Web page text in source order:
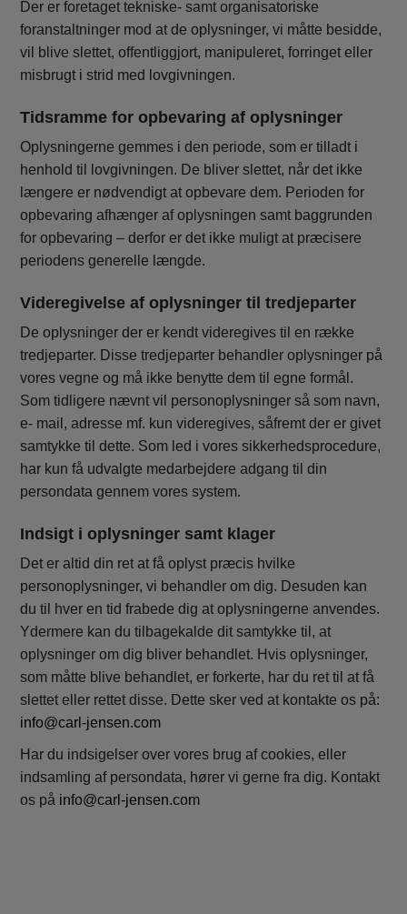
Der er foretaget tekniske- samt organisatoriske
foranstaltninger mod at de oplysninger, vi måtte besidde,
vil blive slettet, offentliggjort, manipuleret, forringet eller
misbrugt i strid med lovgivningen.
Tidsramme for opbevaring af oplysninger
Oplysningerne gemmes i den periode, som er tilladt i
henhold til lovgivningen. De bliver slettet, når det ikke
længere er nødvendigt at opbevare dem. Perioden for
opbevaring afhænger af oplysningen samt baggrunden
for opbevaring – derfor er det ikke muligt at præcisere
periodens generelle længde.
Videregivelse af oplysninger til tredjeparter
De oplysninger der er kendt videregives til en række
tredjeparter. Disse tredjeparter behandler oplysninger på
vores vegne og må ikke benytte dem til egne formål.
Som tidligere nævnt vil personoplysninger så som navn,
e- mail, adresse mf. kun videregives, såfremt der er givet
samtykke til dette. Som led i vores sikkerhedsprocedure,
har kun få udvalgte medarbejdere adgang til din
persondata gennem vores system.
Indsigt i oplysninger samt klager
Det er altid din ret at få oplyst præcis hvilke
personoplysninger, vi behandler om dig. Desuden kan
du til hver en tid frabede dig at oplysningerne anvendes.
Ydermere kan du tilbagekalde dit samtykke til, at
oplysninger om dig bliver behandlet. Hvis oplysninger,
som måtte blive behandlet, er forkerte, har du ret til at få
slettet eller rettet disse. Dette sker ved at kontakte os på:
info@carl-jensen.com
Har du indsigelser over vores brug af cookies, eller
indsamling af persondata, hører vi gerne fra dig. Kontakt
os på info@carl-jensen.com